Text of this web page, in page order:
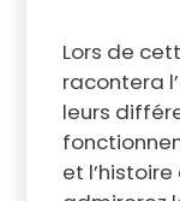
Lors de
racontera
leurs
et